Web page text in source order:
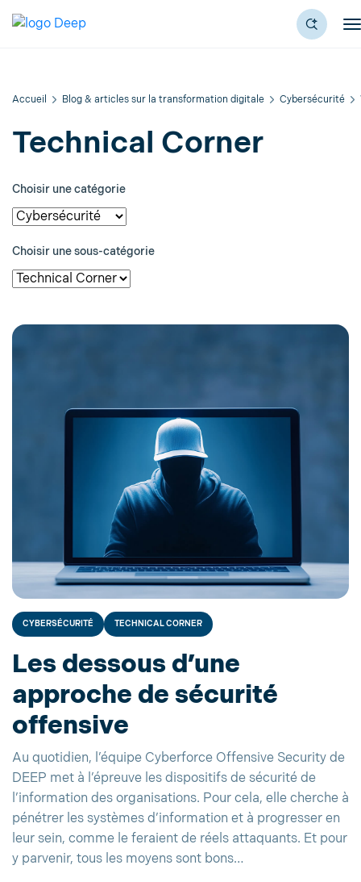
Accueil Blog & articles sur la transformation digitale Cybersécurité
Technical Corner
Choisir une catégorie
Choisir une sous-catégorie
CYBERSÉCURITÉ TECHNICAL CORNER
Les dessous d’une
approche de sécurité
offensive
Au quotidien, l’équipe Cyberforce Offensive Security de
DEEP met à l’épreuve les dispositifs de sécurité de
l’information des organisations. Pour cela, elle cherche à
pénétrer les systèmes d’information et à progresser en
leur sein, comme le feraient de réels attaquants. Et pour
y parvenir, tous les moyens sont bons…